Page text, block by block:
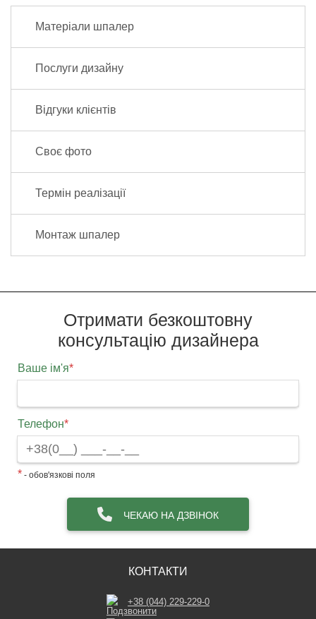
Матеріали шпалер
Послуги дизайну
Відгуки клієнтів
Своє фото
Термін реалізації
Монтаж шпалер
Отримати безкоштовну
консультацію дизайнера
Ваше ім'я*
Телефон*
* - обов'язкові поля
ЧЕКАЮ НА ДЗВІНОК
КОНТАКТИ
+38 (044) 229-229-0